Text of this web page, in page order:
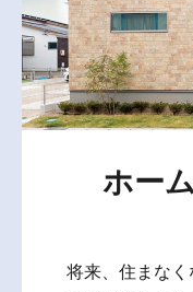
ホー
将来、住まな